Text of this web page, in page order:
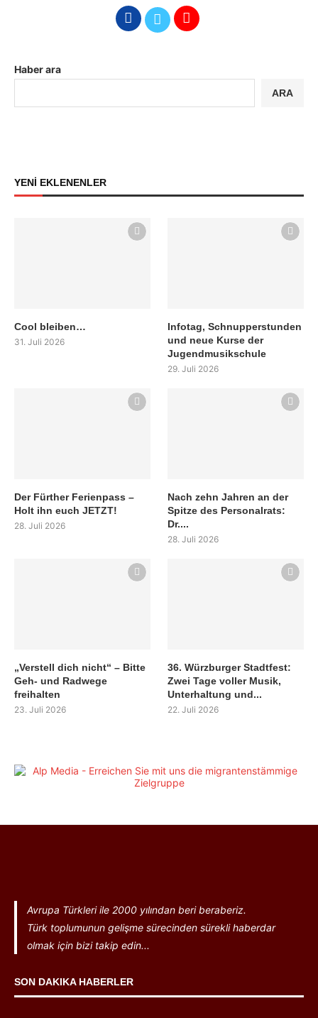
Haber ara
ARA
YENİ EKLENENLER
Cool bleiben…
31. Juli 2026
Infotag, Schnupperstunden
und neue Kurse der
Jugendmusikschule
29. Juli 2026
Der Fürther Ferienpass –
Holt ihn euch JETZT!
28. Juli 2026
Nach zehn Jahren an der
Spitze des Personalrats:
Dr....
28. Juli 2026
„Verstell dich nicht“ – Bitte
Geh- und Radwege
freihalten
23. Juli 2026
36. Würzburger Stadtfest:
Zwei Tage voller Musik,
Unterhaltung und...
22. Juli 2026
Avrupa Türkleri ile 2000 yılından beri beraberiz.
Türk toplumunun gelişme sürecinden sürekli haberdar
olmak için bizi takip edin...
SON DAKIKA HABERLER